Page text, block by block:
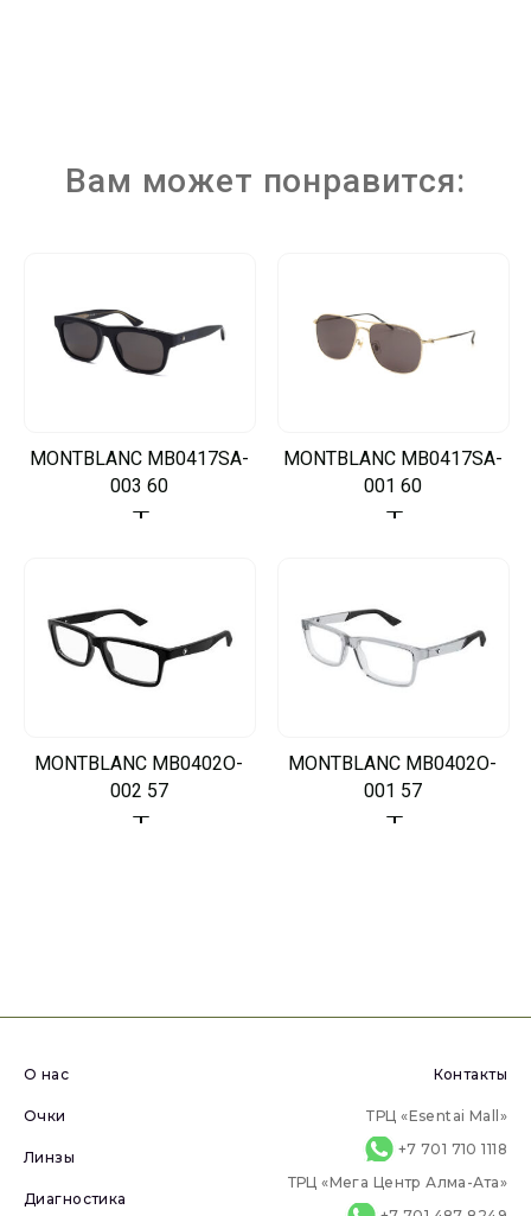
Вам может понравится:
MONTBLANC MB0417SA-
003 60
MONTBLANC MB0417SA-
001 60
MONTBLANC MB0402O-
002 57
MONTBLANC MB0402O-
001 57
О нас
Очки
Линзы
Диагностика
Контакты
ТРЦ «Esentai Mall»
+7 701 710 1118
ТРЦ «Мега Центр Алма-Ата»